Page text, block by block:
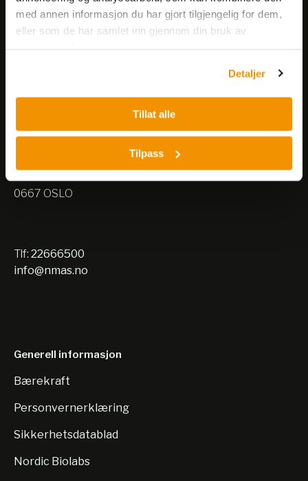
med annen informasjon du har gjort tilgjengelig for dem,
eller som de har samlet inn gjennom din bruk av
Detaljer
Tillat alle
Tilpass
Nils Hansens vei 8
0667 OSLO
Tlf: 22666500
info@nmas.no
Generell informasjon
Bærekraft
Personvernerklæring
Sikkerhetsdatablad
Nordic Biolabs